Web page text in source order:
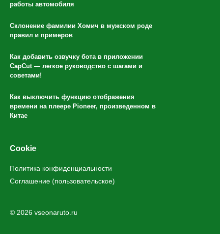
работы автомобиля
Склонение фамилии Хомич в мужском роде
правил и примеров
Как добавить озвучку бота в приложении
CapCut — легкое руководство с шагами и
советами!
Как выключить функцию отображения
времени на плеере Pioneer, произведенном в
Китае
Cookie
Политика конфиденциальности
Соглашение (пользовательское)
© 2026 vseonaruto.ru